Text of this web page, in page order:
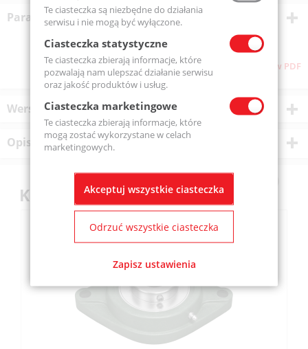
Parametry techniczne
Pobierz stronę w PDF
Wersje produktu
Opis produktu
Klienci kupili również
Te ciasteczka są niezbędne do działania
serwisu i nie mogą być wyłączone.
Ciasteczka statystyczne
Te ciasteczka zbierają informacje, które
pozwalają nam ulepszać działanie serwisu
oraz jakość produktów i usług.
Ciasteczka marketingowe
Te ciasteczka zbierają informacje, które
mogą zostać wykorzystane w celach
marketingowych.
Akceptuj wszystkie ciasteczka
Odrzuć wszystkie ciasteczka
Zapisz ustawienia